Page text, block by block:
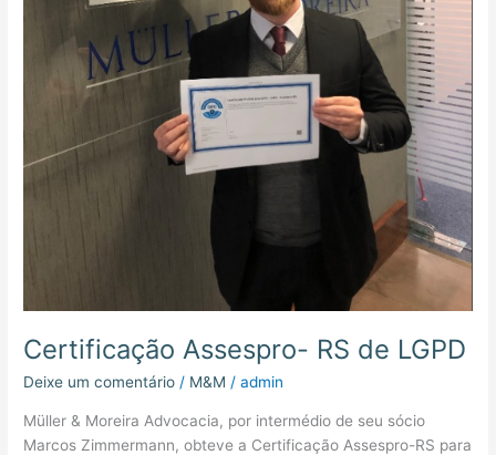
Certificação Assespro- RS de LGPD
Deixe um comentário / M&M /admin
Müller & Moreira Advocacia, por intermédio de seu sócio
Marcos Zimmermann, obteve a Certificação Assespro-RS para